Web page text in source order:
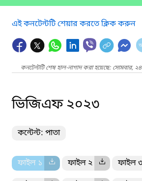
এই কনটেন্টটি শেয়ার করতে ক্লিক করুন
কনটেন্টটি শেষ হাল-নাগাদ করা হয়েছে: সোমবার,
ভিজিএফ ২০২৩
কন্টেন্ট: পাতা
ফাইল ১ ফাইল ২ ফাইল ৩